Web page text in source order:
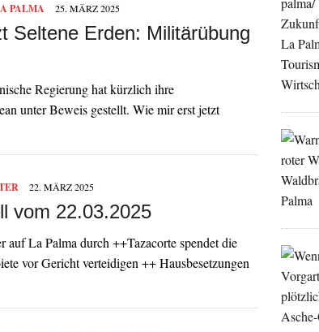
PALMA 25. MÄRZ 2025
Seltene Erden: Militärübung
Regierung hat kürzlich ihre
unter Beweis gestellt. Wie mir erst jetzt
22. MÄRZ 2025
vom 22.03.2025
La Palma durch ++Tazacorte spendet die
vor Gericht verteidigen ++ Hausbesetzungen